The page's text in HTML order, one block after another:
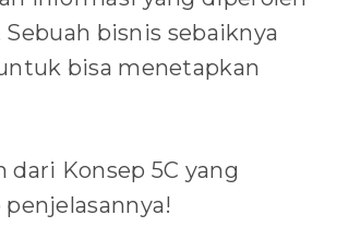
bisnis sebaiknya
bisa menetapkan
Konsep 5C yang